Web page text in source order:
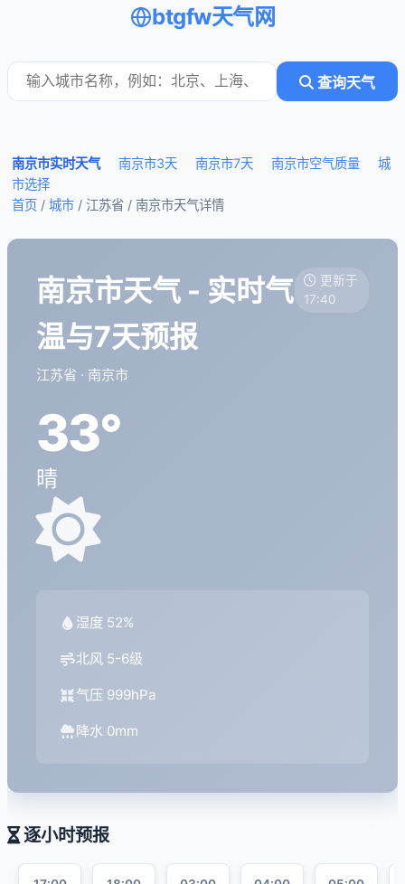
btgfw天气网
查询天气
南京市实时天气 南京市3天 南京市7天 南京市空气质量
城
市选择
首页 / 城市 / 江苏省 / 南京市天气详情
南京市天气 - 实时气
温与7天预报
江苏省 · 南京市
更新于
17:40
33°
晴
湿度 52%
北风 5-6级
气压 999hPa
降水 0mm
逐小时预报